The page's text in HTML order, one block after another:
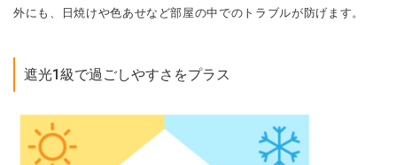
外にも、日焼けや色あせなど部屋の中でのトラブルが防げます。
遮光1級で過ごしやすさをプラス